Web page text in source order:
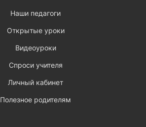
Наши педагоги
Открытые уроки
Видеоуроки
Спроси учителя
Личный кабинет
Полезное родителям